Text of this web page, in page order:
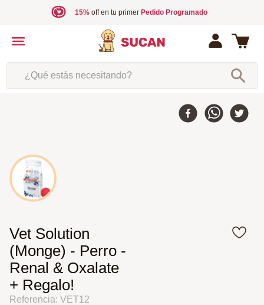
15%off en tu primer Pedido Programado
¿Qué estás necesitando?
Vet Solution
(Monge) - Perro -
Renal & Oxalate
+ Regalo!
Referencia:VET12